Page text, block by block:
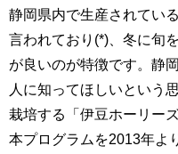
静岡県内で生産されてい
言われており(*)、冬に旬
が良いのが特徴です。静
人に知ってほしいという
栽培する「伊豆ホーリー
本プログラムを2013年よ